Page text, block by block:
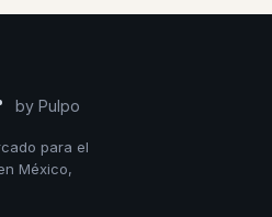
by Pulpo
para el
México,